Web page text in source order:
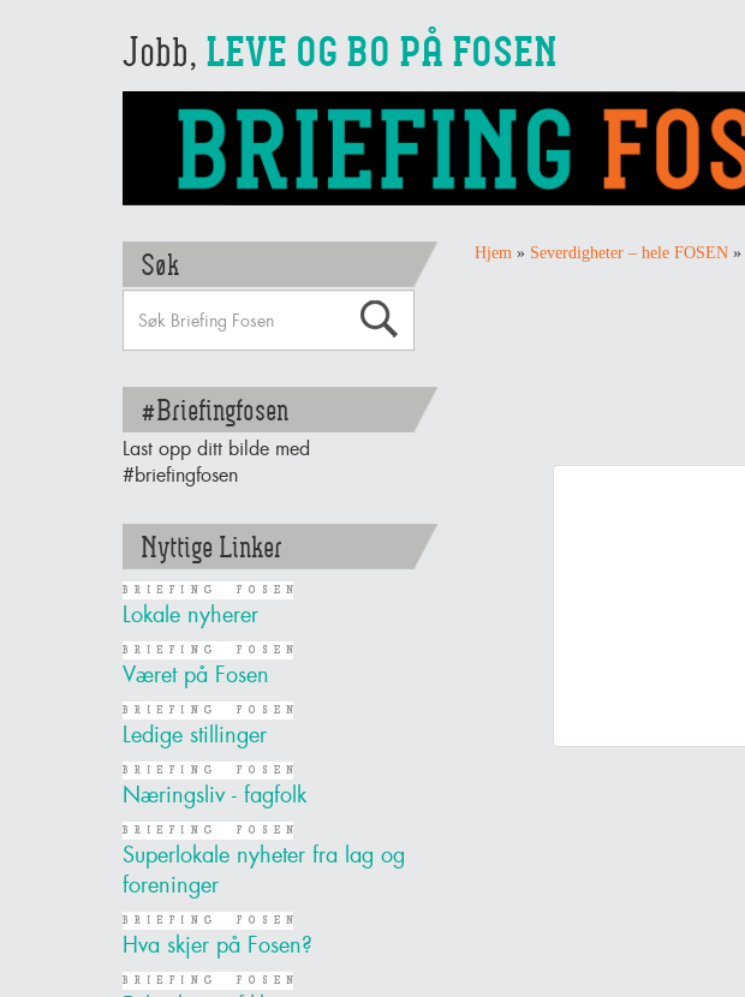
Jobb, LEVE OG BO PÅ FOSEN
Søk
#Briefingfosen
Last opp ditt bilde med
#briefingfosen
Nyttige Linker
Lokale nyherer
Været på Fosen
Ledige stillinger
Næringsliv - fagfolk
Superlokale nyheter fra lag og
foreninger
Hva skjer på Fosen?
Hjem» Severdigheter – hele FOSEN»